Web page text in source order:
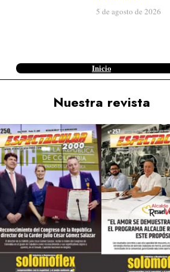
5 de agosto de 2026
Inicio
Nuestra revista